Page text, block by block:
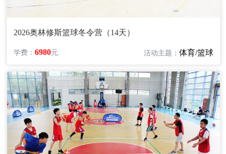
2026奥林修斯篮球冬令营（14天）
学费：6980元 活动主题： 体育/篮球